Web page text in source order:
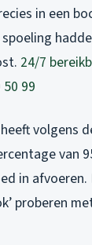
in een
24/7
99
volgens
van
in
proberen